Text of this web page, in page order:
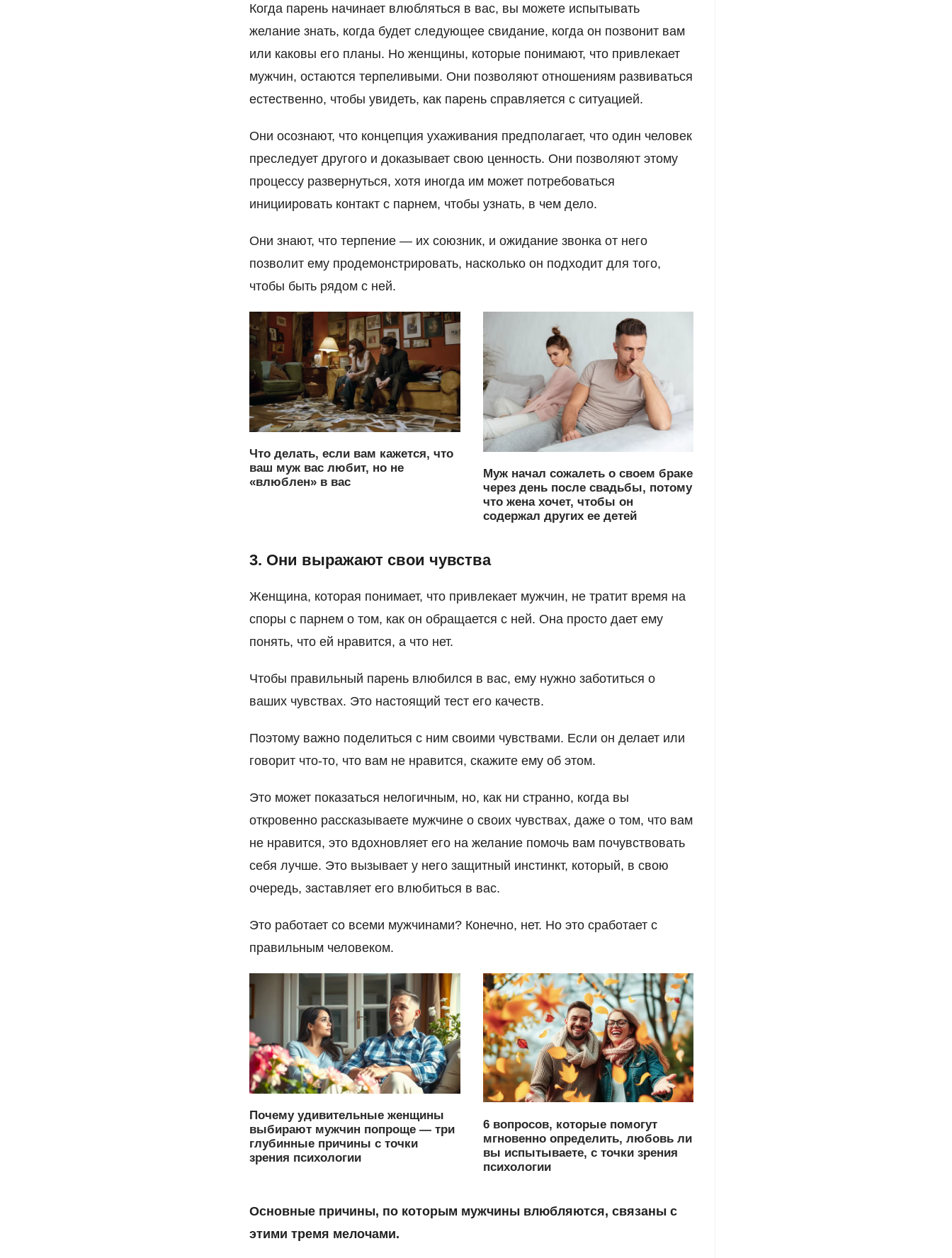
Когда парень начинает влюбляться в вас, вы можете испытывать
желание знать, когда будет следующее свидание, когда он позвонит вам
или каковы его планы. Но женщины, которые понимают, что привлекает
мужчин, остаются терпеливыми. Они позволяют отношениям развиваться
естественно, чтобы увидеть, как парень справляется с ситуацией.
Они осознают, что концепция ухаживания предполагает, что один человек
преследует другого и доказывает свою ценность. Они позволяют этому
процессу развернуться, хотя иногда им может потребоваться
инициировать контакт с парнем, чтобы узнать, в чем дело.
Они знают, что терпение — их союзник, и ожидание звонка от него
позволит ему продемонстрировать, насколько он подходит для того,
чтобы быть рядом с ней.
Что делать, если вам кажется, что
ваш муж вас любит, но не
«влюблен» в вас
Муж начал сожалеть о своем браке
через день после свадьбы, потому
что жена хочет, чтобы он
содержал других ее детей
3. Они выражают свои чувства
Женщина, которая понимает, что привлекает мужчин, не тратит время на
споры с парнем о том, как он обращается с ней. Она просто дает ему
понять, что ей нравится, а что нет.
Чтобы правильный парень влюбился в вас, ему нужно заботиться о
ваших чувствах. Это настоящий тест его качеств.
Поэтому важно поделиться с ним своими чувствами. Если он делает или
говорит что-то, что вам не нравится, скажите ему об этом.
Это может показаться нелогичным, но, как ни странно, когда вы
откровенно рассказываете мужчине о своих чувствах, даже о том, что вам
не нравится, это вдохновляет его на желание помочь вам почувствовать
себя лучше. Это вызывает у него защитный инстинкт, который, в свою
очередь, заставляет его влюбиться в вас.
Это работает со всеми мужчинами? Конечно, нет. Но это сработает с
правильным человеком.
Почему удивительные женщины
выбирают мужчин попроще — три
глубинные причины с точки
зрения психологии
6 вопросов, которые помогут
мгновенно определить, любовь ли
вы испытываете, с точки зрения
психологии
Основные причины, по которым мужчины влюбляются, связаны с
этими тремя мелочами.